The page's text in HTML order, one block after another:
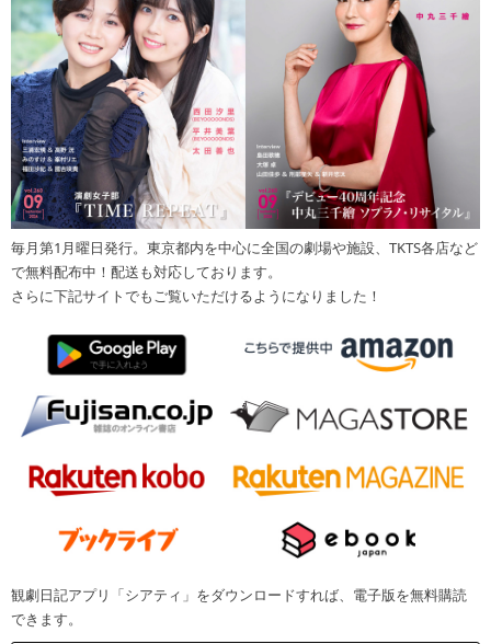
毎月第1月曜日発行。東京都内を中心に全国の劇場や施設、TKTS各店など
で無料配布中！配送も対応しております。
さらに下記サイトでもご覧いただけるようになりました！
観劇日記アプリ「シアティ」をダウンロードすれば、電子版を無料購読
できます。